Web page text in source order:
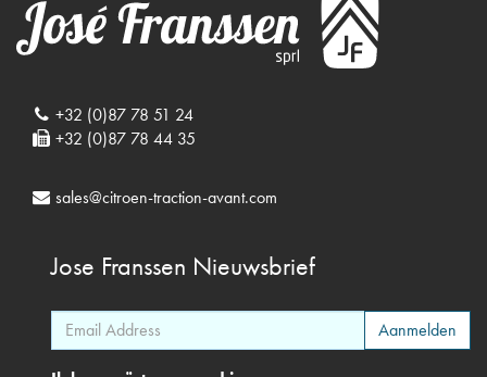
+32 (0)87 78 51 24
+32 (0)87 78 44 35
sales@citroen-traction-avant.com
Jose Franssen Nieuwsbrief